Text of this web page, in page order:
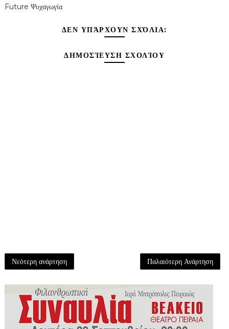
Future Ψυχαγωγία
ΔΕΝ ΥΠΆΡΧΟΥΝ ΣΧΌΛΙΑ:
ΔΗΜΟΣΊΕΥΣΗ ΣΧΟΛΊΟΥ
Νεότερη ανάρτηση Παλαιότερη Ανάρτηση